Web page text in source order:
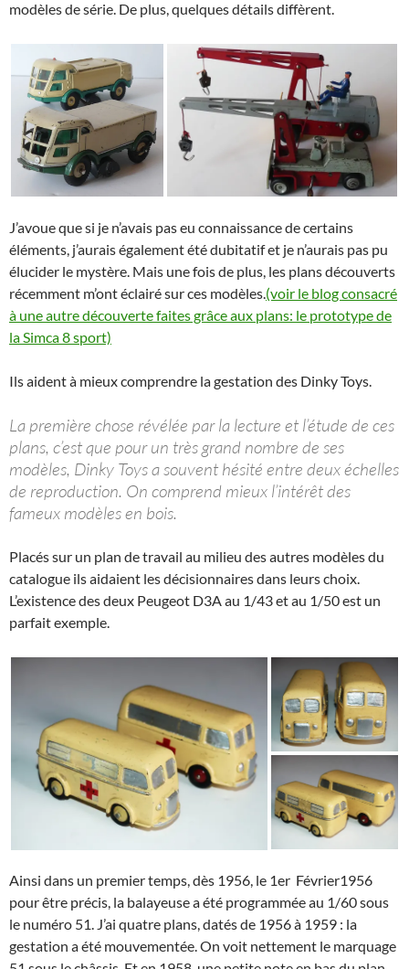
modèles de série. De plus, quelques détails diffèrent.
J’avoue que si je n’avais pas eu connaissance de certains
éléments, j’aurais également été dubitatif et je n’aurais pas pu
élucider le mystère. Mais une fois de plus, les plans découverts
récemment m’ont éclairé sur ces modèles. (voir le blog consacré
à une autre découverte faites grâce aux plans: le prototype de
la Simca 8 sport)
Ils aident à mieux comprendre la gestation des Dinky Toys.
La première chose révélée par la lecture et l’étude de ces
plans, c’est que pour un très grand nombre de ses
modèles, Dinky Toys a souvent hésité entre deux échelles
de reproduction. On comprend mieux l’intérêt des
fameux modèles en bois.
Placés sur un plan de travail au milieu des autres modèles du
catalogue ils aidaient les décisionnaires dans leurs choix.
L’existence des deux Peugeot D3A au 1/43 et au 1/50 est un
parfait exemple.
Ainsi dans un premier temps, dès 1956, le 1er Février1956
pour être précis, la balayeuse a été programmée au 1/60 sous
le numéro 51. J’ai quatre plans, datés de 1956 à 1959 : la
gestation a été mouvementée. On voit nettement le marquage